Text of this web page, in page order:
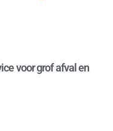
voor grof afval en